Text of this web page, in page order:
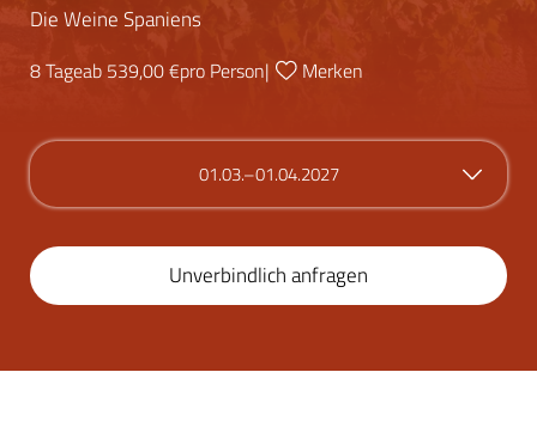
Die Weine Spaniens
8 Tageab 539,00 €pro Person| Merken
01.03.–01.04.2027
Unverbindlich anfragen